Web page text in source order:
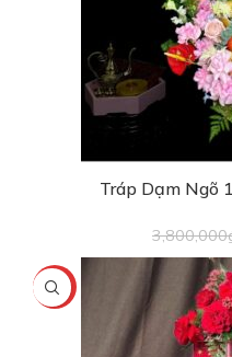
Tráp Dạm Ngõ
3,800,000
-9%